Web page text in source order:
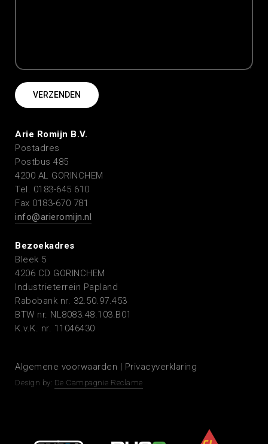
Arie Romijn B.V.
Postadres
Postbus 485
4200 AL GORINCHEM
Tel. 0183-645 610
Fax 0183-670 781
info@arieromijn.nl
Bezoekadres
Bleek 5
4206 CD GORINCHEM
Industrieterrein Papland
Rabobank nr. 32.50.97.453
BTW nr. NL8083.48.103.B01
K.v.K. nr. 11046430
Algemene voorwaarden | Privacyverklaring
Design by: De Campagnie Reclame